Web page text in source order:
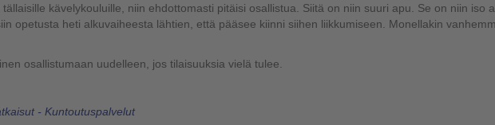
kävelykouluille, niin ehdottomasti pitäisi osallistua. Siitä on niin suuri apu. Se on niin iso
opetusta heti alkuvaiheesta lähtien, että pääsee kiinni siihen liikkumiseen. Monellakin
osallistumaan uudelleen, jos tilaisuuksia vielä tulee.
- Kuntoutuspalvelut